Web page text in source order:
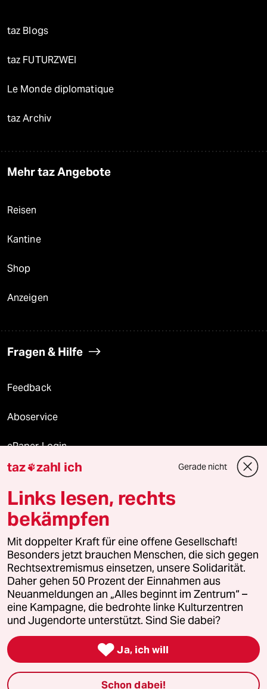
taz Blogs
taz FUTURZWEI
Le Monde diplomatique
taz Archiv
Mehr taz Angebote
Reisen
Kantine
Shop
Anzeigen
Fragen & Hilfe
Feedback
Aboservice
ePaper Login
Downloads für Abonnierende
© 2026 taz Verlags und Vertriebs GmbH
Alle Rechte vorbehalten. Bei rechtlichen Fragen oder für Genehmigungen
wenden Sie sich bitte an
lizenzen@taz.de
Feedback Redaktionsstatut Kommune-Richtlinien
Leitlinie Informant Datenschutz Impressum AGB
Seitenwende Einwilligungen widerrufen (Ads)
taz zahl ich Gerade nicht
Links lesen, rechts
bekämpfen
Mit doppelter Kraft für eine offene Gesellschaft!
Besonders jetzt brauchen Menschen, die sich gegen
Rechtsextremismus einsetzen, unsere Solidarität.
Daher gehen 50 Prozent der Einnahmen aus
Neuanmeldungen an „Alles beginnt im Zentrum“ –
eine Kampagne, die bedrohte linke Kulturzentren
und Jugendorte unterstützt. Sind Sie dabei?
 Ja, ich will
Schon dabei!